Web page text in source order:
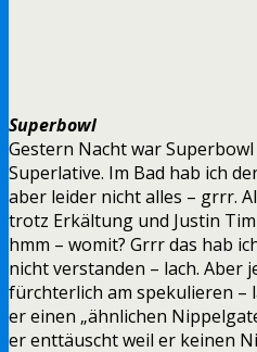
Superbowl
Gestern Nacht war
Superlative. Im Bad hab ich
aber leider nicht alles – grrr.
trotz Erkältung und Justin
hmm – womit? Grrr das hab
nicht verstanden – lach. Aber
fürchterlich am spekulieren –
er einen „ähnlichen
er enttäuscht weil er keinen